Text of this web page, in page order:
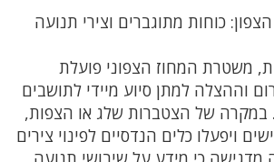
כוחות מתוגברים וצירי תנועה
משטרת המחוז הצפוני פועלת
וההצלה למתן סיוע מיידי לתושבים
במקרה של הצטברות שלג או הצפות,
ויפעלו כלים הנדסיים לפינוי צירים